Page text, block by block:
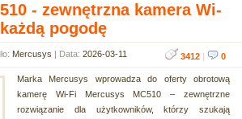
- zewnętrzna kamera Wi-
pogodę
Mercusys | Data: 2026-03-11 3412 | 0
Marka Mercusys wprowadza do oferty obrotową
kamerę Wi-Fi Mercusys MC510 – zewnętrzne
rozwiązanie dla użytkowników, którzy szukają